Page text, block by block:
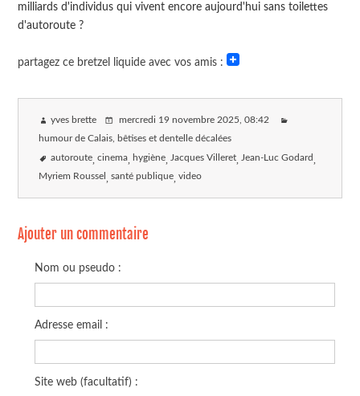
milliards d'individus qui vivent encore aujourd'hui sans toilettes
d'autoroute ?
partagez ce bretzel liquide avec vos amis :
yves brette mercredi 19 novembre 2025 , 08:42
humour de Calais, bêtises et dentelle décalées
autoroute cinema hygiène Jacques Villeret Jean-Luc Godard
Myriem Roussel santé publique video
Ajouter un commentaire
Nom ou pseudo :
Adresse email :
Site web (facultatif) :